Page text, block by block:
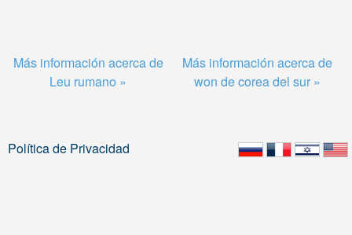
Más información acerca de
Leu rumano »
Más información acerca de
won de corea del sur »
Política de Privacidad